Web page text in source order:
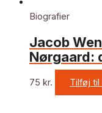
Biografier
Jacob
Nørgaard:
75 kr. Tilføj til